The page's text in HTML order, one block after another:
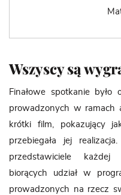
Wszyscy są
Finałowe spotkanie było
prowadzonych w ramach
krótki film, pokazujący
przebiegała jej
przedstawiciele
biorących udział w
prowadzonych na rzecz